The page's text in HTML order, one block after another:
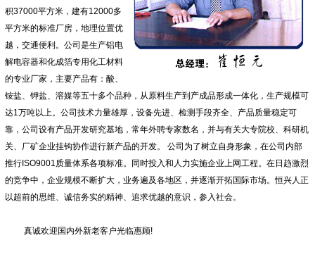
积37000平方米，建有12000多
平方米的标准厂房，地理位置优
越，交通便利。公司是生产铝电
解电容器和化成箔专用化工材料
的专业厂家，主要产品有：酸、
铵盐、钾盐、溶媒等五十多个品种，从原料生产到产成品形成一体化，生产规模可
达1万吨以上。公司技术力量雄厚，设备先进、检测手段齐全、产品质量稳定可
靠，公司设有产品开发研究基地，常年外聘专家数名，并与有关大专院校、科研机
关、厂矿企业挂钩协作进行新产品的开发。 公司为了树立自身形象，在公司内部
推行ISO9001质量体系各项标准。同时投入和人力实施企业上网工程。在日趋激烈
的竞争中，企业规模不断扩大，业务遍及各地区，并逐渐开拓国际市场。恒兴人正
以超前的思维、诚信务实的精神、追求优越的意识，参入社会。
真诚欢迎国内外新老客户光临惠顾!